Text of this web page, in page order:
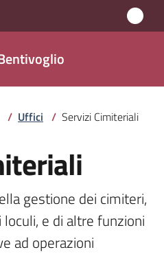
/ Uffici / Servizi Cimiteriali
gestione dei cimiteri,
e di altre funzioni
ad operazioni